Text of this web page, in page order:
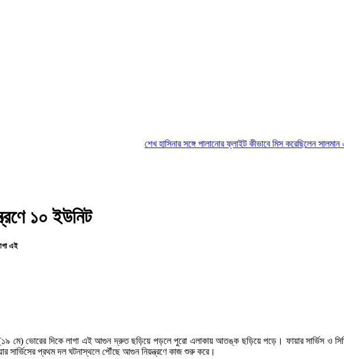
শেখ হাসিনার সঙ্গে পালানোর ফ্লাইট কীভাবে মিস করেছিলেন সালমান এফ রহমান
১০ ইউনিট
এই
(১৯ মে) ভোরের দিকে লাগা এই আগুন দ্রুত ছড়িয়ে পড়লে পুরো এলাকায় আতঙ্ক ছড়িয়ে পড়ে। ফায়ার সার্ভিস ও
সার্ভিসের প্রথম দল ঘটনাস্থলে পৌঁছে আগুন নিয়ন্ত্রণে কাজ শুরু করে।